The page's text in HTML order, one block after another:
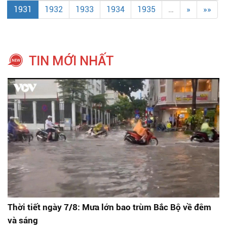
1931 1932 1933 1934 1935 … » »»
TIN MỚI NHẤT
Thời tiết ngày 7/8: Mưa lớn bao trùm Bắc Bộ về đêm
và sáng